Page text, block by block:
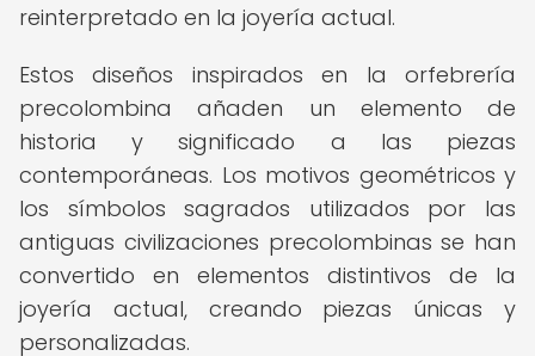
reinterpretado en la joyería actual.
Estos diseños inspirados en la orfebrería
precolombina añaden un elemento de
historia y significado a las piezas
contemporáneas. Los motivos geométricos y
los símbolos sagrados utilizados por las
antiguas civilizaciones precolombinas se han
convertido en elementos distintivos de la
joyería actual, creando piezas únicas y
personalizadas.